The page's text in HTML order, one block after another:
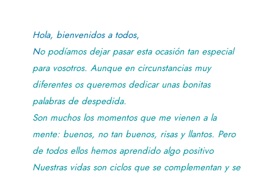
Hola, bienvenidos a todos,
No podíamos dejar pasar esta ocasión tan especial
para vosotros. Aunque en circunstancias muy
diferentes os queremos dedicar unas bonitas
palabras de despedida.
Son muchos los momentos que me vienen a la
mente: buenos, no tan buenos, risas y llantos. Pero
de todos ellos hemos aprendido algo positivo
Nuestras vidas son ciclos que se complementan y se